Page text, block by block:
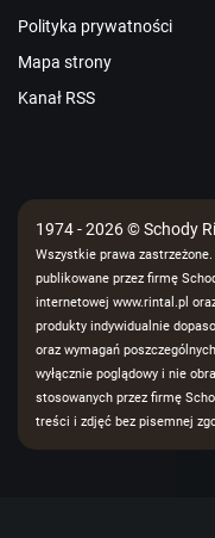
Polityka prywatności
Mapa strony
Kanał RSS
1974 - 2026 © Schody
Wszystkie prawa
publikowane przez firmę
internetowej www.rintal.pl
produkty indywidualnie
oraz wymagań
wyłącznie poglądowy i nie
stosowanych przez firmę
treści i zdjęć bez pisemnej